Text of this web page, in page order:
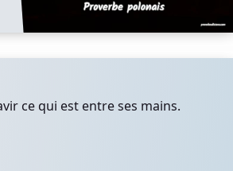
ce qui est entre ses mains.